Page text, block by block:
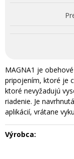
MAGNA1 je
pripojením, ktoré je
ktoré nevyžadujú
riadenie. Je
aplikácií, vrátane
Výrobca: